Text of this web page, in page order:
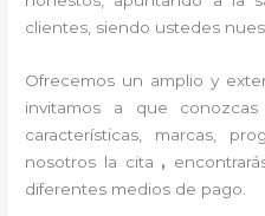
clientes, siendo ustedes
Ofrecemos un amplio y
invitamos a que
características, marcas,
nosotros la cita ,
diferentes medios de pago.